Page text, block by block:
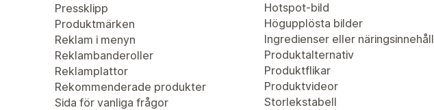
Pressklipp
Produktmärken
Reklam i menyn
Reklambanderoller
Reklamplattor
Rekommenderade produkter
Sida för vanliga frågor
Hotspot-bild
Högupplösta bilder
Ingredienser eller näringsinnehåll
Produktalternativ
Produktflikar
Produktvideor
Storlekstabell